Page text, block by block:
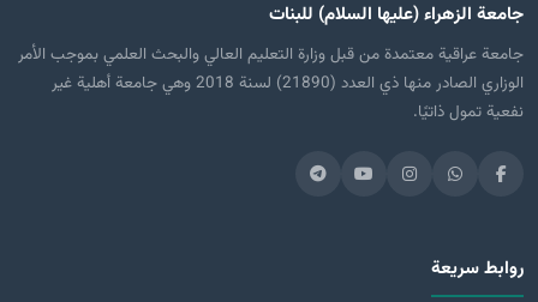
جامعة الزهراء (عليها السلام) للبنات
جامعة عراقية معتمدة من قبل وزارة التعليم العالي والبحث العلمي بموجب الأمر
الوزاري الصادر منها ذي العدد (21890) لسنة 2018 وهي جامعة أهلية غير
نفعية تمول ذاتيًا.
روابط سريعة